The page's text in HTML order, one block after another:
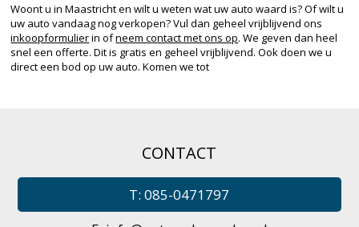
Woont u in Maastricht en wilt u weten wat uw auto waard is? Of wilt u
uw auto vandaag nog verkopen? Vul dan geheel vrijblijvend ons
inkoopformulierin ofneem contact met ons op. We geven dan heel
snel een offerte. Dit is gratis en geheel vrijblijvend. Ook doen we u
direct een bod op uw auto. Komen we tot
CONTACT
T: 085-0471797